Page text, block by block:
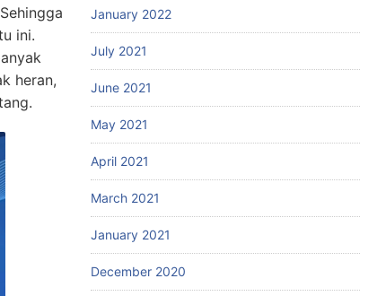
ini.
heran,
January 2022
July 2021
June 2021
May 2021
April 2021
March 2021
January 2021
December 2020